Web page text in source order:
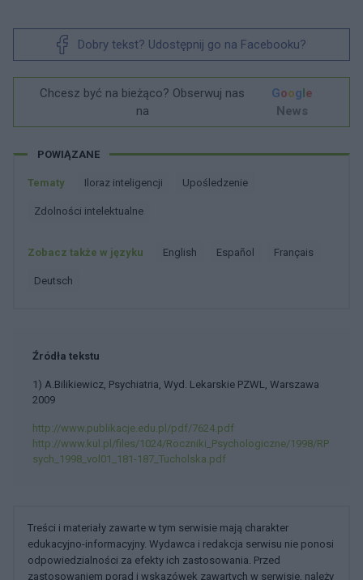
Dobry tekst? Udostępnij go na Facebooku?
Chcesz być na bieżąco? Obserwuj nas
na
Google
News
POWIĄZANE
Tematy Iloraz inteligencji Upośledzenie
Zdolności intelektualne
Zobacz także w języku english español français
deutsch
Źródła tekstu
1) A.Bilikiewicz, Psychiatria, Wyd. Lekarskie PZWL, Warszawa
2009
http://www.publikacje.edu.pl/pdf/7624.pdf
http://www.kul.pl/files/1024/Roczniki_Psychologiczne/1998/RP
sych_1998_vol01_181-187_Tucholska.pdf
Treści i materiały zawarte w tym serwisie mają charakter
edukacyjno-informacyjny. Wydawca i redakcja serwisu nie ponosi
odpowiedzialności za efekty ich zastosowania. Przed
zastosowaniem porad i wskazówek zawartych w serwisie, należy